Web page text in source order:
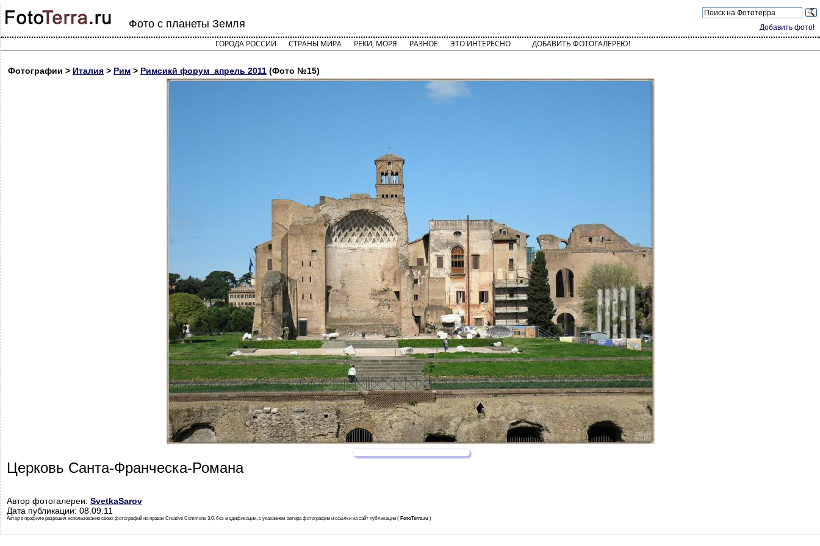
Добавить фото!
Фото с планеты Земля
ГОРОДА РОССИИ СТРАНЫ МИРА РЕКИ, МОРЯ РАЗНОЕ ЭТО ИНТЕРЕСНО ДОБАВИТЬ ФОТОГАЛЕРЕЮ!
Фотографии > Италия > Рим > Римсикй форум_апрель 2011 (Фото №15)
Церковь Санта-Франческа-Романа
Автор фотогалереи: SvetkaSarov
Дата публикации: 08.09.11
Автор в профиле разрешил использование своих фотографий на правах Creative Commons 3.0, без модификации, с указанием автора фотографии и ссылки на сайт публикации ( FotoTerra.ru )